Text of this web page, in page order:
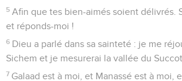
Près de Dieu je peux être
1 Dieu ! écoute mon cri, sois attentif à ma
2 Du bout de la terre je crierai à toi, dans
mon coeur ; tu me conduiras sur un
pour moi.